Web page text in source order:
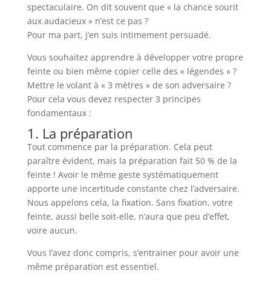
spectaculaire. On dit souvent que « la chance sourit
aux audacieux » n’est ce pas ?
Pour ma part, j’en suis intimement persuadé.
Vous souhaitez apprendre à développer votre propre
feinte ou bien même copier celle des « légendes » ?
Mettre le volant à « 3 mètres » de son adversaire ?
Pour cela vous devez respecter 3 principes
fondamentaux :
1. La préparation
Tout commence par la préparation. Cela peut
paraître évident, mais la préparation fait 50 % de la
feinte ! Avoir le même geste systématiquement
apporte une incertitude constante chez l’adversaire.
Nous appelons cela, la fixation. Sans fixation, votre
feinte, aussi belle soit-elle, n’aura que peu d’effet,
voire aucun.
Vous l’avez donc compris, s’entrainer pour avoir une
même préparation est essentiel.